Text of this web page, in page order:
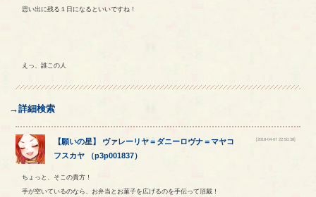
思い出に残る１日になるといいですね！
えっ、誰この人
→詳細検索
【 願いの星】 ヴァレーリヤ＝ ダニーロヴナ＝マヤコ
フスカヤ （p3p001837）
[2018-04-07 22:50:38]
ちょっと、そこの貴方！
手が空いているのなら、お弁当とお菓子を広げるのを手伝って頂戴！